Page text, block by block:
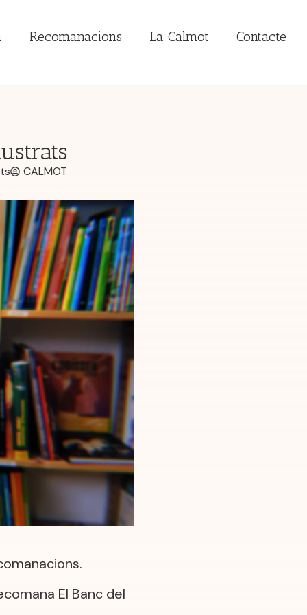
Recomanacions La Calmot Contacte
CALMOT
El Banc del